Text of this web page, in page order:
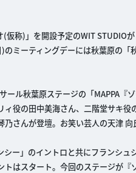
仮称)」を開設予定のWIT STUDIO
ミーティングデーには秋葉原の「
ール秋葉原ステージの「MAPPA
ィ役の田中美海さん、二階堂サキ
さんが登壇。お笑い芸人の天津 向
ー」のイントロと共にフランシ
トはスタート。今回のステージが